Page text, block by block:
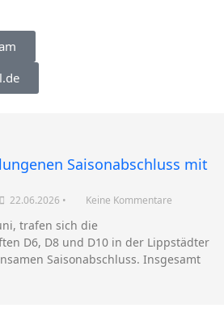
Saisonabschluss mit
22.06.2026 • Keine Kommentare
trafen sich die
D6, D8 und D10 in der Lippstädter
Saisonabschluss. Insgesamt